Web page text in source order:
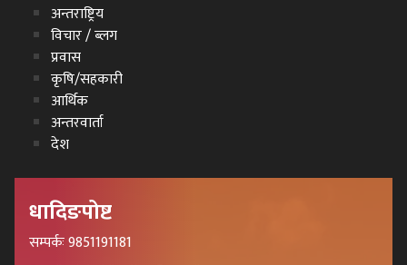
अन्तराष्ट्रिय
विचार / ब्लग
प्रवास
कृषि/सहकारी
आर्थिक
अन्तरवार्ता
देश
धादिङपोष्ट
सम्पर्कः 9851191181